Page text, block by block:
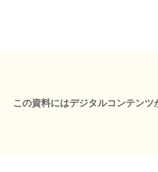
この資料にはデジタルコンテンツ